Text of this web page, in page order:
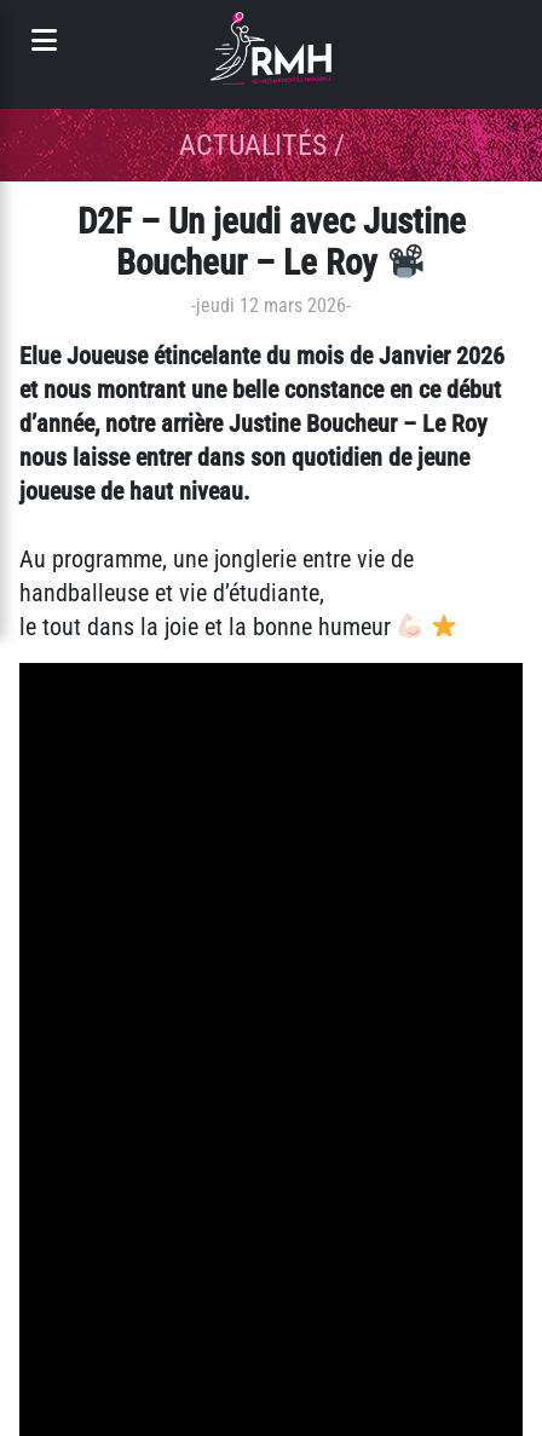
ACTUALITÉS/
D2F – Un jeudi avec Justine
Boucheur – Le Roy
-jeudi 12 mars 2026-
Elue Joueuse étincelante du mois de Janvier 2026
et nous montrant une belle constance en ce début
d’année, notre arrière Justine Boucheur – Le Roy
nous laisse entrer dans son quotidien de jeune
joueuse de haut niveau.
Au programme, une jonglerie entre vie de
handballeuse et vie d’étudiante,
le tout dans la joie et la bonne humeur
Panneau de gestion des cookies